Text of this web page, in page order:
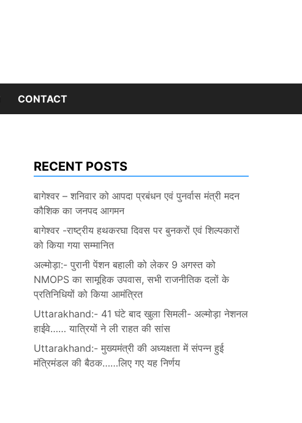
CONTACT
RECENT POSTS
बागेश्वर – शनिवार को आपदा प्रबंधन एवं पुनर्वास मंत्री मदन
कौशिक का जनपद आगमन
बागेश्वर -राष्ट्रीय हथकरघा दिवस पर बुनकरों एवं शिल्पकारों
को किया गया सम्मानित
अल्मोड़ा:- पुरानी पेंशन बहाली को लेकर 9 अगस्त को
NMOPS का सामूहिक उपवास, सभी राजनीतिक दलों के
प्रतिनिधियों को किया आमंत्रित
Uttarakhand:- 41 घंटे बाद खुला सिमली- अल्मोड़ा नेशनल
हाईवे…… यात्रियों ने ली राहत की सांस
Uttarakhand:- मुख्यमंत्री की अध्यक्षता में संपन्न हुई
मंत्रिमंडल की बैठक……लिए गए यह निर्णय